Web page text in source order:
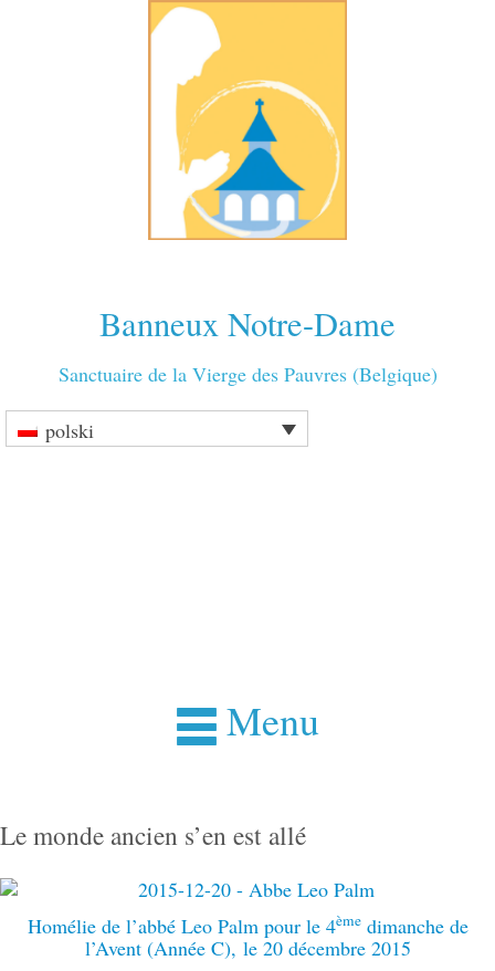
Banneux Notre-Dame
Sanctuaire de la Vierge des Pauvres (Belgique)
polski
Menu
Le monde ancien s’en est allé
Homélie de l’abbé Leo Palm pour le 4èmedimanche de
l’Avent (Année C), le 20 décembre 2015